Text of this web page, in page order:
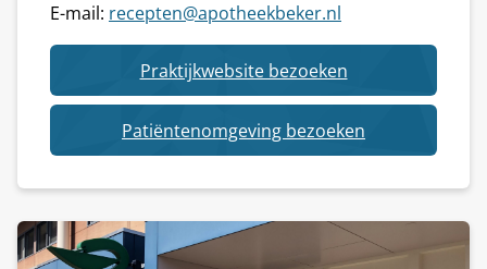
E-mail: recepten@apotheekbeker.nl
Praktijkwebsite bezoekenvan
Apotheek
Patiëntenomgeving bezoeken
Apotheek